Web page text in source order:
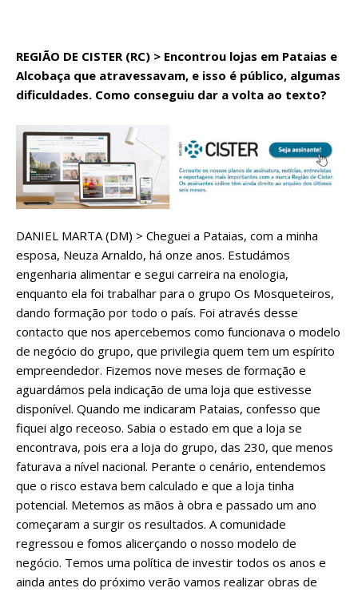
REGIÃO DE CISTER (RC) > Encontrou lojas em Pataias e
Alcobaça que atravessavam, e isso é público, algumas
dificuldades. Como conseguiu dar a volta ao texto?
DANIEL MARTA (DM) > Cheguei a Pataias, com a minha
esposa, Neuza Arnaldo, há onze anos. Estudámos
engenharia alimentar e segui carreira na enologia,
enquanto ela foi trabalhar para o grupo Os Mosqueteiros,
dando formação por todo o país. Foi através desse
contacto que nos apercebemos como funcionava o modelo
de negócio do grupo, que privilegia quem tem um espírito
empreendedor. Fizemos nove meses de formação e
aguardámos pela indicação de uma loja que estivesse
disponível. Quando me indicaram Pataias, confesso que
fiquei algo receoso. Sabia o estado em que a loja se
encontrava, pois era a loja do grupo, das 230, que menos
faturava a nível nacional. Perante o cenário, entendemos
que o risco estava bem calculado e que a loja tinha
potencial. Metemos as mãos à obra e passado um ano
começaram a surgir os resultados. A comunidade
regressou e fomos alicerçando o nosso modelo de
negócio. Temos uma política de investir todos os anos e
ainda antes do próximo verão vamos realizar obras de